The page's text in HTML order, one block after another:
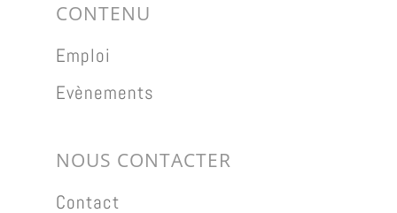
CONTENU
Emploi
Evènements
NOUS CONTACTER
Contact